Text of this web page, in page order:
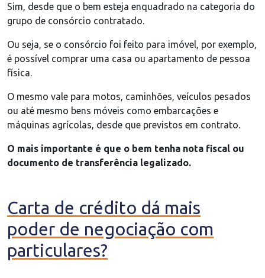
Sim, desde que o bem esteja enquadrado na categoria do
grupo de consórcio contratado.
Ou seja, se o consórcio foi feito para imóvel, por exemplo,
é possível comprar uma casa ou apartamento de pessoa
física.
O mesmo vale para motos, caminhões, veículos pesados
ou até mesmo bens móveis como embarcações e
máquinas agrícolas, desde que previstos em contrato.
O mais importante é que o bem tenha nota fiscal ou
documento de transferência legalizado.
Carta de crédito dá mais
poder de negociação com
particulares?